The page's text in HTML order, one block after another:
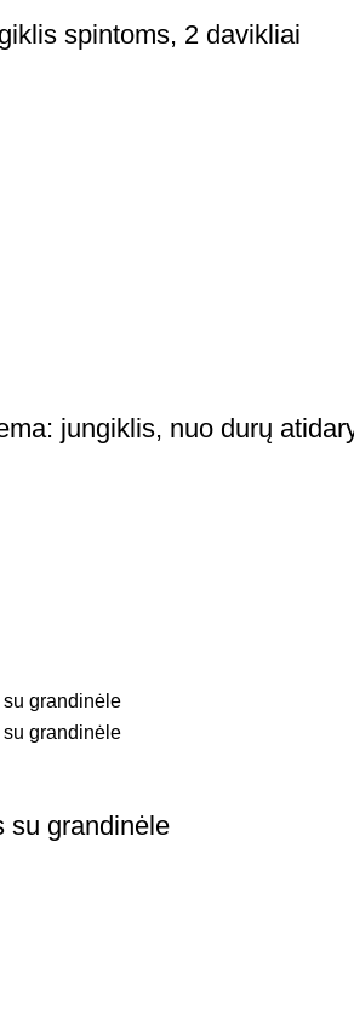
spintoms, 2 davikliai
jungiklis, nuo durų
su grandinėle